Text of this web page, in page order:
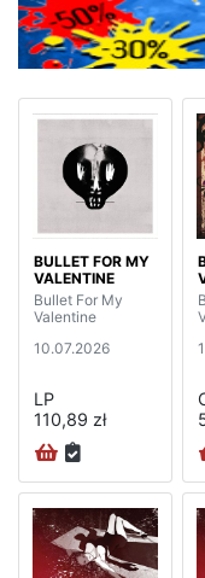
BULLET FOR MY
VALENTINE
Bullet For My
Valentine
10.07.2026
LP
110,89 zł